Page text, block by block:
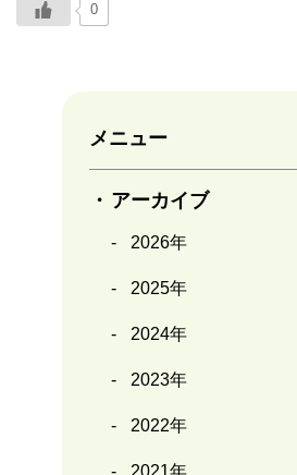
メニュー
アーカイブ
2026年
2025年
2024年
2023年
2022年
0